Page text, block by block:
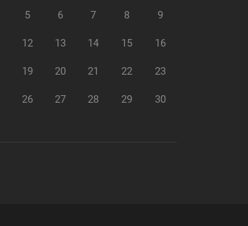
5 6 7 8 9
12 13 14 15 16
19 20 21 22 23
26 27 28 29 30